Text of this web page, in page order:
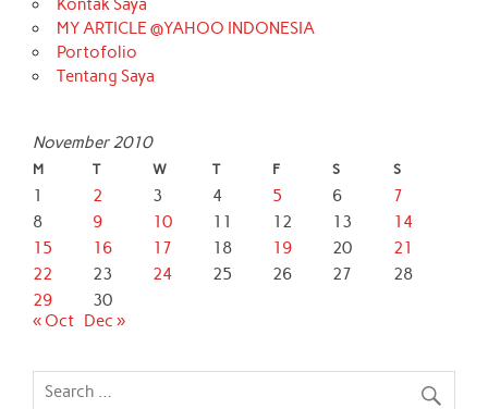
Kontak Saya
MY ARTICLE @YAHOO INDONESIA
Portofolio
Tentang Saya
November 2010
M T W T F S S
1 2 3 4 5 6
7
8
9 10 11 12 13
14
15
16 17 18 19 20
21
22
23 24 25 26 27
28
29
30
« Oct Dec »